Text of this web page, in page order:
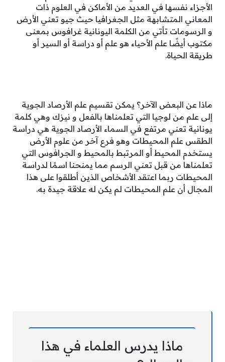
الأجزاء نفسها في العديد من الأماكن في العلوم ذات
المعاني المتشابهة مثل الجغرافيا حيث جيو تعني الأرض
و الرسومات تأتي من الكلمة اليونانية غرافوس بمعنى
مكتوب أيضًا علم الأحياء هو علم أو دراسة أو السير أو
طريقة الحياة.
ماذا عن البعض الآخر؟ يمكن تقسيم علم الأرصاد الجوية
إلى علم من لوجيا التي تعلمناها بالفعل و نيزك وهي كلمة
يونانية تعني مرتفع في السماء الأرصاد الجوية هي دراسة
الطقس علم المحيطات وهو فرع آخر من علوم الأرض
يستخدم المحيط أو المرتبط بالمحيط و الجرافوس التي
تعلمناها من قبل تعني الرسم مما يمنحنا اسمًا لدراسة
المحيطات ربما اعتقد الأشخاص الذين أطلقوا على هذا
المجال أن علم المحيطات لم يكن له علاقة جيدة به.
ماذا يدرس العلماء في هذا